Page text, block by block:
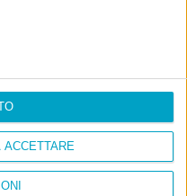
ACCETTARE